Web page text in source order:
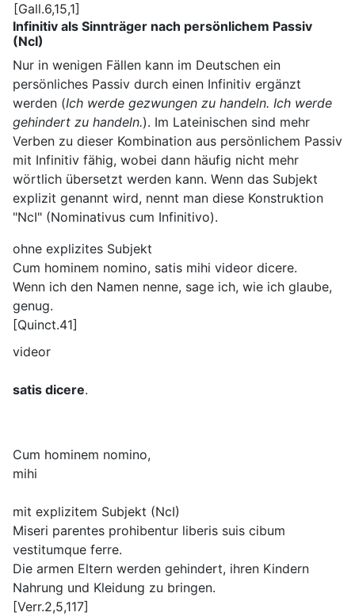
[Gall.6,15,1]
Infinitiv als Sinnträger nach persönlichem Passiv
(NcI)
Nur in wenigen Fällen kann im Deutschen ein
persönliches Passiv durch einen Infinitiv ergänzt
werden (Ich werde gezwungen zu handeln. Ich werde
gehindert zu handeln.). Im Lateinischen sind mehr
Verben zu dieser Kombination aus persönlichem Passiv
mit Infinitiv fähig, wobei dann häufig nicht mehr
wörtlich übersetzt werden kann. Wenn das Subjekt
explizit genannt wird, nennt man diese Konstruktion
"NcI" (Nominativus cum Infinitivo).
ohne explizites Subjekt
Cum hominem nomino, satis mihi videor dicere.
Wenn ich den Namen nenne, sage ich, wie ich glaube,
genug.
[Quinct.41]
videor
satis dicere.
Cum hominem nomino,
mihi
mit explizitem Subjekt (NcI)
Miseri parentes prohibentur liberis suis cibum
vestitumque ferre.
Die armen Eltern werden gehindert, ihren Kindern
Nahrung und Kleidung zu bringen.
[Verr.2,5,117]